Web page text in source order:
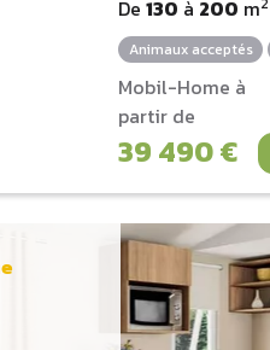
De130 à 200 m
Animaux acceptés
Mobil-Home à
partir de
39 490 €